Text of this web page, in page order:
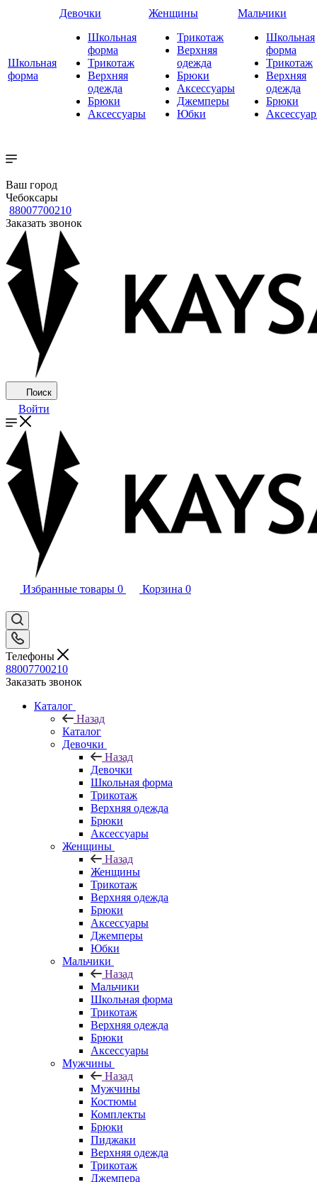
Школьная
форма
Девочки
Школьная
форма
Трикотаж
Верхняя
одежда
Брюки
Аксессуары
Женщины
Трикотаж
Верхняя
одежда
Брюки
Аксессуары
Джемперы
Юбки
Мальчики
Школьная
форма
Трикотаж
Верхняя
одежда
Брюки
Ваш город
Чебоксары
88007700210
Заказать звонок
Поиск
Войти
Избранные товары 0 Корзина 0
Телефоны
88007700210
Заказать звонок
Каталог
Назад
Каталог
Девочки
Назад
Девочки
Школьная форма
Трикотаж
Верхняя одежда
Брюки
Аксессуары
Женщины
Назад
Женщины
Трикотаж
Верхняя одежда
Брюки
Аксессуары
Джемперы
Юбки
Мальчики
Назад
Мальчики
Школьная форма
Трикотаж
Верхняя одежда
Брюки
Аксессуары
Мужчины
Назад
Мужчины
Костюмы
Комплекты
Брюки
Пиджаки
Верхняя одежда
Трикотаж
Джемпера